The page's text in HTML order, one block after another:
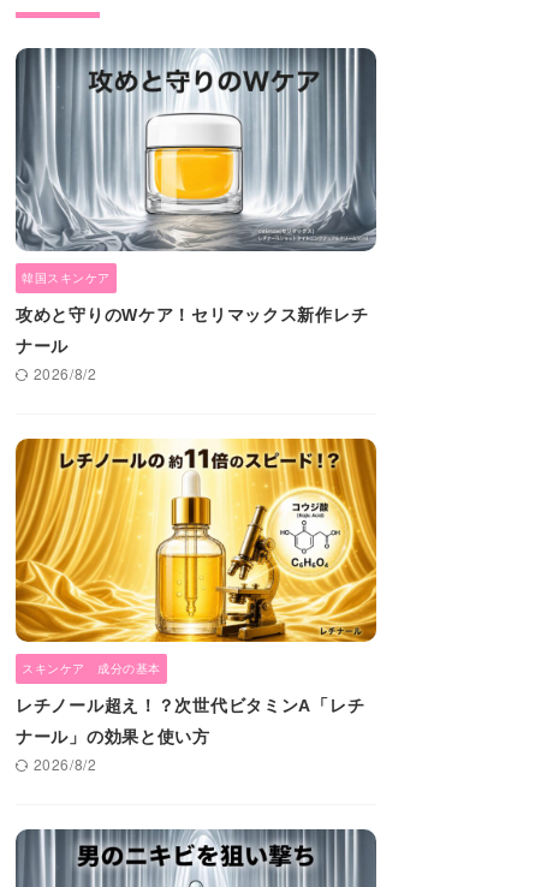
韓国スキンケア
攻めと守りのWケア！セリマックス新作レチ
ナール
2026/8/2
スキンケア 成分の基本
レチノール超え！？次世代ビタミンA「レチ
ナール」の効果と使い方
2026/8/2